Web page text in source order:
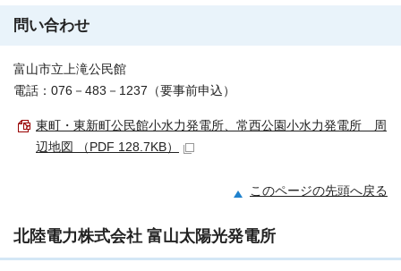
問い合わせ
富山市立上滝公民館
電話：076－483－1237（要事前申込）
東町・東新町公民館小水力発電所、常西公園小水力発電所 周
辺地図 （PDF 128.7KB）
このページの先頭へ戻る
北陸電力株式会社 富山太陽光発電所